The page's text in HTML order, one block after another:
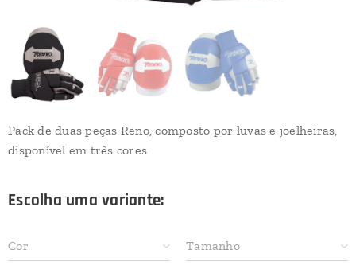
Pack de duas peças Reno, composto por luvas e joelheiras,
disponível em três cores
Escolha uma variante:
Cor Tamanho